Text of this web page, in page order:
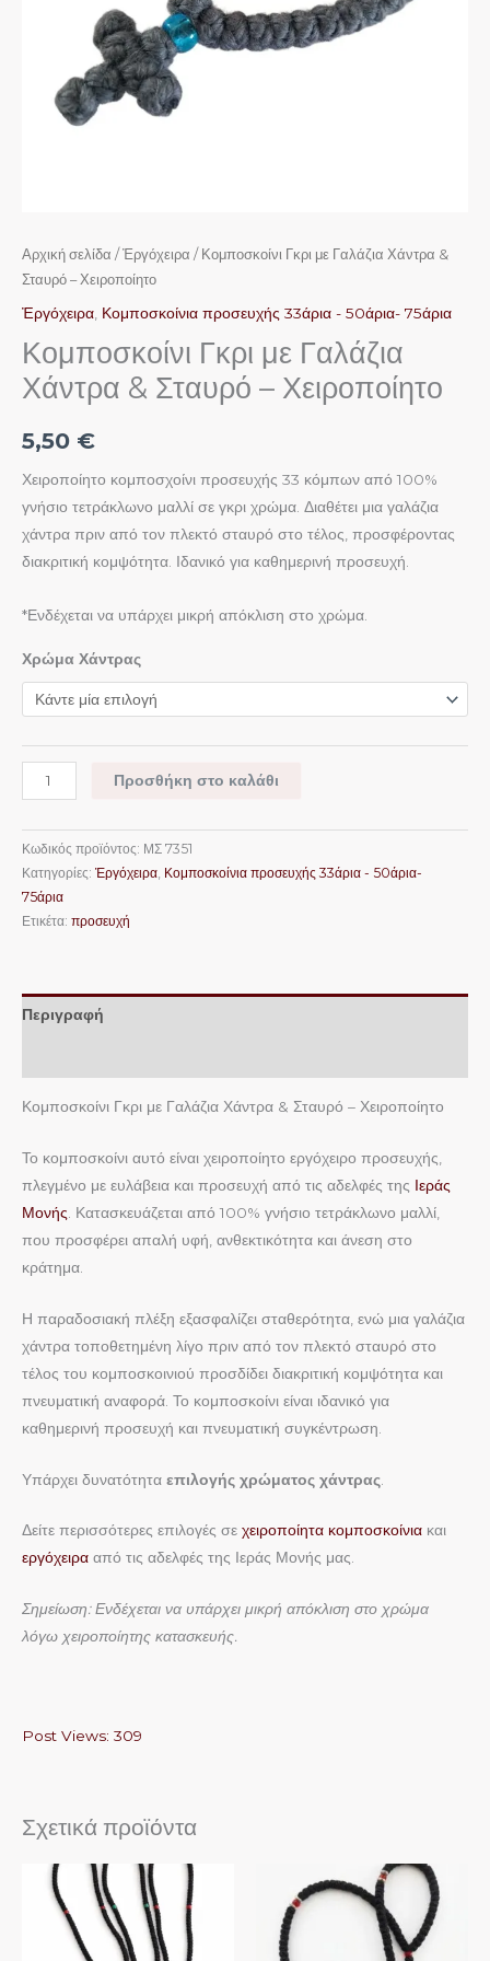
Αρχική σελίδα / Ἐργόχειρα / Κομποσκοίνι Γκρι με Γαλάζια Χάντρα &
Σταυρό – Χειροποίητο
Ἐργόχειρα Κομποσκοίνια προσευχής 33άρια - 50άρια- 75άρια
Κομποσκοίνι Γκρι με Γαλάζια
Χάντρα & Σταυρό – Χειροποίητο
5,50 €
Χειροποίητο κομποσχοίνι προσευχής 33 κόμπων από 100%
γνήσιο τετράκλωνο μαλλί σε γκρι χρώμα. Διαθέτει μια γαλάζια
χάντρα πριν από τον πλεκτό σταυρό στο τέλος, προσφέροντας
διακριτική κομψότητα. Ιδανικό για καθημερινή προσευχή.
*Ενδέχεται να υπάρχει μικρή απόκλιση στο χρώμα.
Χρώμα Χάντρας
Προσθήκη στο καλάθι
Κωδικός προϊόντος: ΜΣ 7351
Κατηγορίες: Ἐργόχειρα, Κομποσκοίνια προσευχής 33άρια - 50άρια-
75άρια
Ετικέτα: προσευχή
Περιγραφή
Κομποσκοίνι Γκρι με Γαλάζια Χάντρα & Σταυρό – Χειροποίητο
Το κομποσκοίνι αυτό είναι χειροποίητο εργόχειρο προσευχής,
πλεγμένο με ευλάβεια και προσευχή από τις αδελφές της Ιεράς
Μονής . Κατασκευάζεται από 100% γνήσιο τετράκλωνο μαλλί,
που προσφέρει απαλή υφή, ανθεκτικότητα και άνεση στο
κράτημα.
Η παραδοσιακή πλέξη εξασφαλίζει σταθερότητα, ενώ μια γαλάζια
χάντρα τοποθετημένη λίγο πριν από τον πλεκτό σταυρό στο
τέλος του κομποσκοινιού προσδίδει διακριτική κομψότητα και
πνευματική αναφορά. Το κομποσκοίνι είναι ιδανικό για
καθημερινή προσευχή και πνευματική συγκέντρωση.
Υπάρχει δυνατότητα επιλογής χρώματος χάντρας
Δείτε περισσότερες επιλογές σε χειροποίητα κομποσκοίνια και
εργόχειρα από τις αδελφές της Ιεράς Μονής μας.
Σημείωση: Ενδέχεται να υπάρχει μικρή απόκλιση στο χρώμα
λόγω χειροποίητης κατασκευής.
Post Views: 309
Σχετικά προϊόντα
Αυτό
το
προϊόν
Αυτό
το
προϊόν